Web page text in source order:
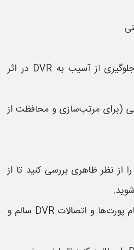
* محافظ برق (برای جلوگیری از آسیب به DVR در اثر
(برای مرتب‌سازی و محافظت از
* قبل از نصب، DVR را از نظر ظاهری بررسی کنید تا از
* مطمئن شوید که تمام پورت‌ها و اتصالات DVR سالم و